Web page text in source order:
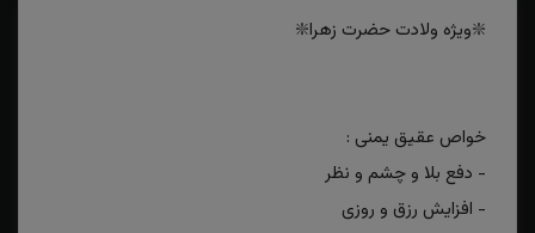
❇️ویژه ولادت حضرت زهرا❇️
خواص عقیق یمنی :
- دفع بلا و چشم و نظر
- افزایش رزق و روزی